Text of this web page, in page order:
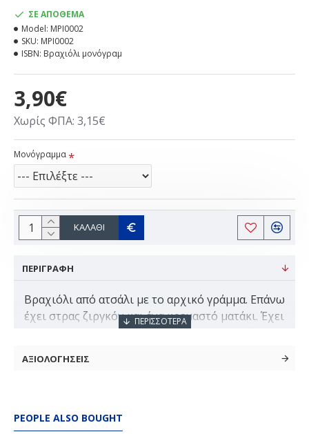
3,90€
Χωρίς ΦΠΑ: 3,15€
ΣΕ ΑΠΌΘΕΜΑ
Model: MPI0002
SKU: MPI0002
ISBN: Βραχιόλι μονόγραμ
Μονόγραμμα
ΚΑΛΆΘΙ
ΠΕΡΙΓΡΑΦΗ
Βραχιόλι από ατσάλι με το αρχικό γράμμα. Επάνω
έχει στρας ζιργκόν και ένα κρεμαστό ματάκι. Έχει
κορδόνι που αυξομειώνει |ώστε να ταιριάζει σε
ΑΞΙΟΛΟΓΗΣΕΙΣ
PEOPLE ALSO BOUGHT